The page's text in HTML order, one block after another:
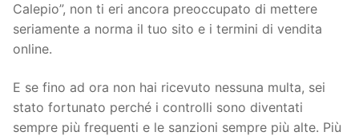
Calepio”, non ti eri ancora preoccupato di mettere
seriamente a norma il tuo sito e i termini di vendita
online.
E se fino ad ora non hai ricevuto nessuna multa, sei
stato fortunato perché i controlli sono diventati
sempre più frequenti e le sanzioni sempre più alte. Più